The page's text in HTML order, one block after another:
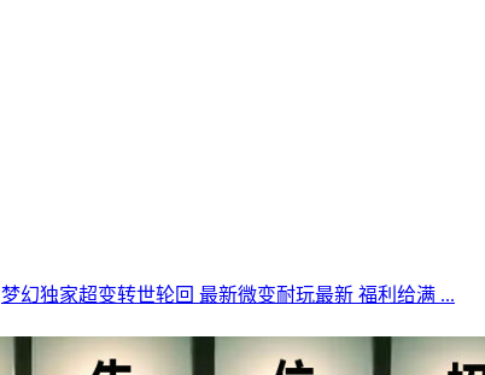
梦幻独家超变转世轮回 最新微变耐玩最新 福利给满 ...